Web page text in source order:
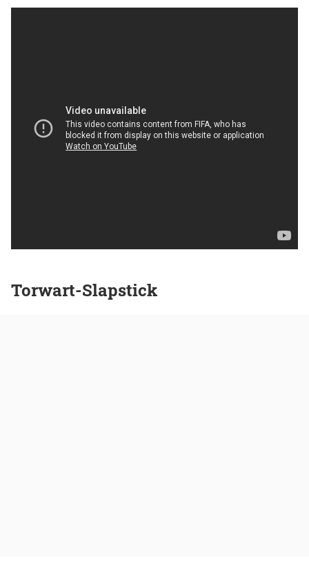
Torwart-Slapstick